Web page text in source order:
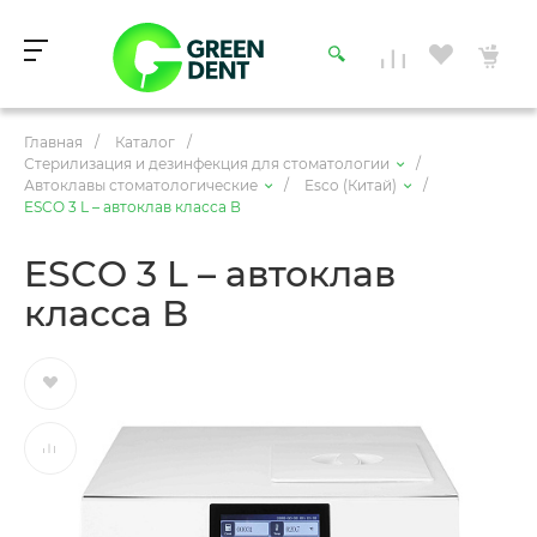
Главная / Каталог
/
Стерилизация и дезинфекция для стоматологии
/
Автоклавы стоматологические
/ Esco (Китай)
/
ESCO 3 L – автоклав класса В
ESCO 3 L – автоклав
класса В